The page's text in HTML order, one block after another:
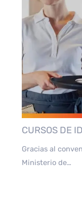
CURSOS DE
Gracias al
Ministerio de…